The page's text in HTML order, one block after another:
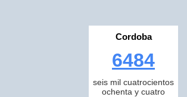
Cordoba
6484
seis mil cuatrocientos
ochenta y cuatro